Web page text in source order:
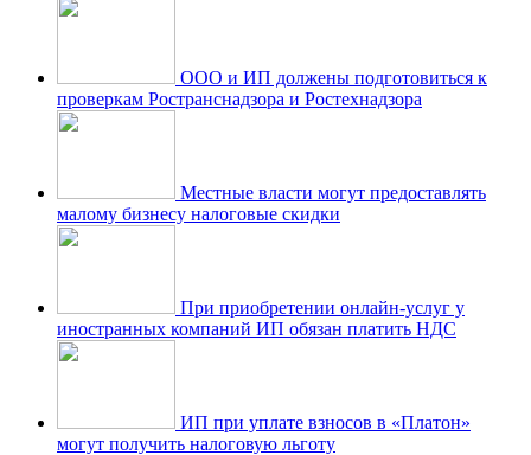
ООО и ИП должены подготовиться к
проверкам Ространснадзора и Ростехнадзора
Местные власти могут предоставлять
малому бизнесу налоговые скидки
При приобретении онлайн-услуг у
иностранных компаний ИП обязан платить НДС
ИП при уплате взносов в «Платон»
могут получить налоговую льготу